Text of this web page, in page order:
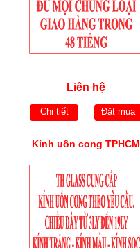
Liên hệ
Chi tiết Đặt mua
Kính uốn cong TPHCM